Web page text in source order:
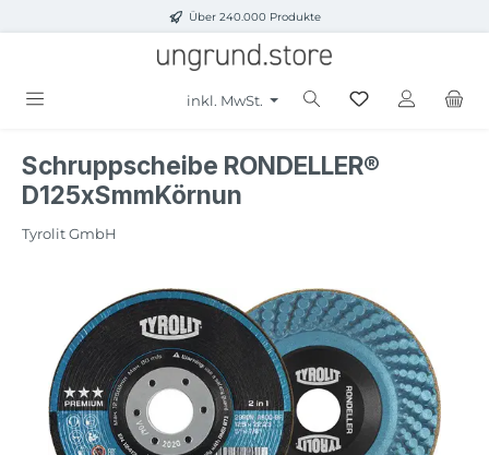
Zum Hauptinhalt springenÜber 240.000 Produkte
inkl. MwSt.
Schruppscheibe RONDELLER®
D125xSmmKörnun
Tyrolit GmbH
Bildergalerie überspringen